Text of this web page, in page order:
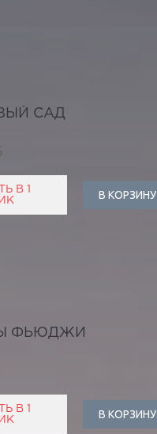
САД
В 1
В КОРЗИНУ
ФЬЮДЖИ
В 1
В КОРЗИНУ